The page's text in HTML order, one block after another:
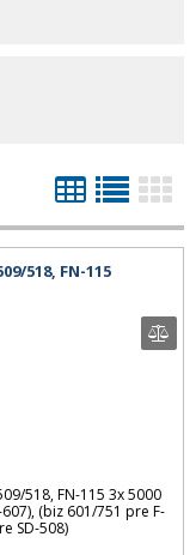
518, FN-115
518, FN-115 3x 5000
607), (biz 601/751 pre F-
SD-508)